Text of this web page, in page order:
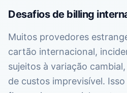
Desafios de billing
Muitos provedores
cartão internacional,
sujeitos à variação
de custos imprevisível.